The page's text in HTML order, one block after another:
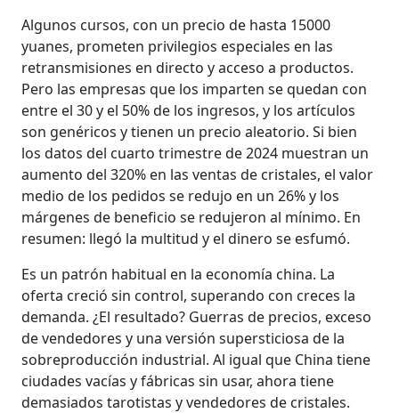
Algunos cursos, con un precio de hasta 15000
yuanes, prometen privilegios especiales en las
retransmisiones en directo y acceso a productos.
Pero las empresas que los imparten se quedan con
entre el 30 y el 50% de los ingresos, y los artículos
son genéricos y tienen un precio aleatorio. Si bien
los datos del cuarto trimestre de 2024 muestran un
aumento del 320% en las ventas de cristales, el valor
medio de los pedidos se redujo en un 26% y los
márgenes de beneficio se redujeron al mínimo. En
resumen: llegó la multitud y el dinero se esfumó.
Es un patrón habitual en la economía china. La
oferta creció sin control, superando con creces la
demanda. ¿El resultado? Guerras de precios, exceso
de vendedores y una versión supersticiosa de la
sobreproducción industrial. Al igual que China tiene
ciudades vacías y fábricas sin usar, ahora tiene
demasiados tarotistas y vendedores de cristales.